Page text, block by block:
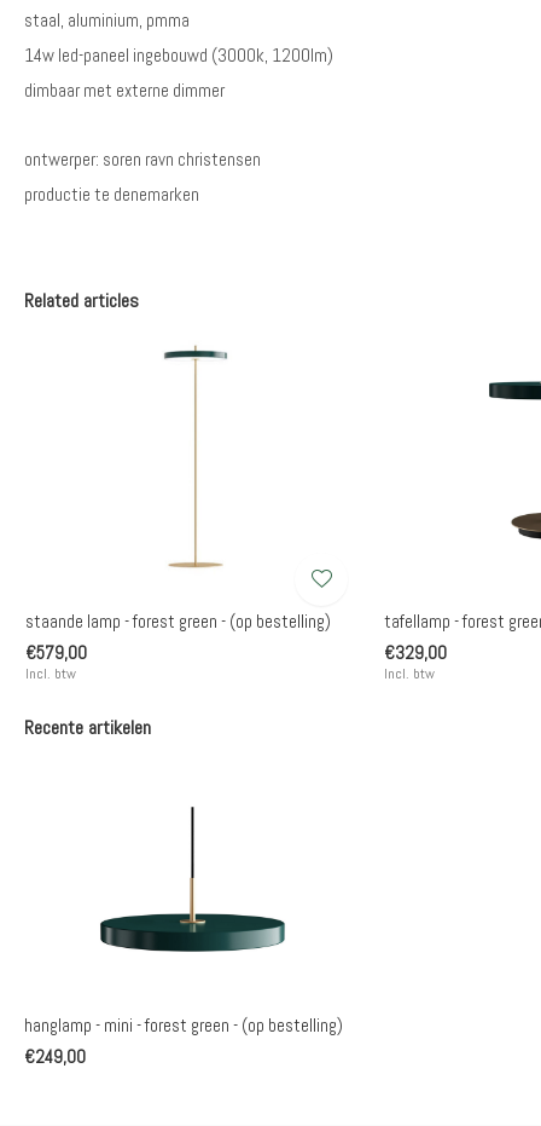
staal, aluminium, pmma
14w led-paneel ingebouwd (3000k, 1200lm)
dimbaar met externe dimmer
ontwerper: soren ravn christensen
productie te denemarken
Related articles
staande lamp - forest green - (op bestelling)
€579,00
Incl. btw
tafellamp - forest
€329,00
Incl. btw
Recente artikelen
hanglamp - mini - forest green - (op bestelling)
€249,00